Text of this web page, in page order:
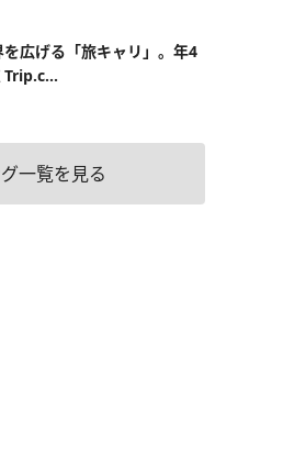
広げる「旅キャリ」。年4
Trip.c...
一覧を見る